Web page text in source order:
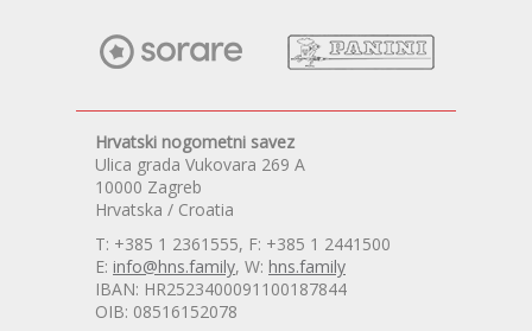
Hrvatski nogometni savez
Ulica grada Vukovara 269 A
10000 Zagreb
Hrvatska / Croatia
T: +385 1 2361555, F: +385 1 2441500
E: info@hns.family, W: hns.family
IBAN: HR2523400091100187844
OIB: 08516152078